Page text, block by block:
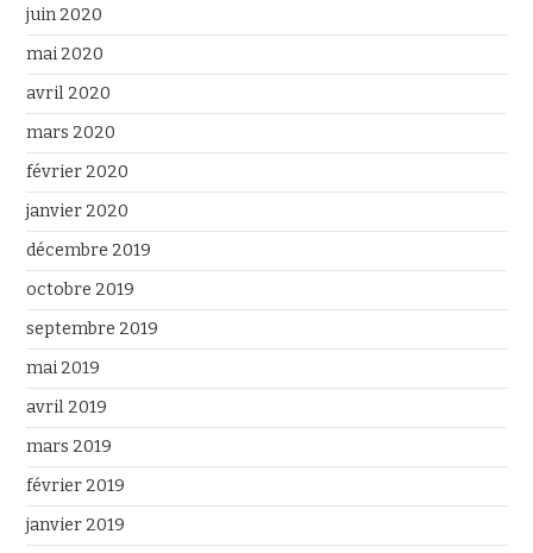
juin 2020
mai 2020
avril 2020
mars 2020
février 2020
janvier 2020
décembre 2019
octobre 2019
septembre 2019
mai 2019
avril 2019
mars 2019
février 2019
janvier 2019